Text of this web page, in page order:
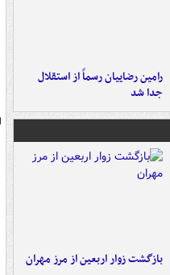
رامین رضاییان رسماً از استقلال
جدا شد
بازگشت زوار اربعین از مرز مهران